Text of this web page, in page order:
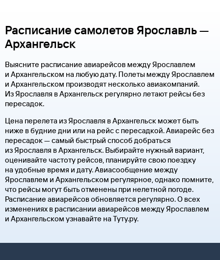
Расписание самолетов Ярославль —
Архангельск
Выясните расписание авиарейсов между Ярославлем
и Архангельском на любую дату. Полеты между Ярославлем
и Архангельском производят несколько авиакомпаний.
Из Ярославля в Архангельск регулярно летают рейсы без
пересадок.
Цена перелета из Ярославля в Архангельск может быть
ниже в будние дни или на рейс с пересадкой. Авиарейс без
пересадок — самый быстрый способ добраться
из Ярославля в Архангельск. Выбирайте нужный вариант,
оценивайте частоту рейсов, планируйте свою поездку
на удобные время и дату. Авиасообщение между
Ярославлем и Архангельском регулярное, однако помните,
что рейсы могут быть отменены при нелетной погоде.
Расписание авиарейсов обновляется регулярно. О всех
изменениях в расписании авиарейсов между Ярославлем
и Архангельском узнавайте на Туту.ру.